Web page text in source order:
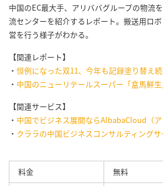
中国のEC最大手、アリババグループの物流
流センターを紹介するレポート。搬送用ロ
営を行う様子がわかる。
【関連レポート】
・ 恒例になった双11、今年も記録塗り替え
・ 中国のニューリテールスーパー「盒馬鮮生
【関連サービス】
・ 中国でビジネス展開ならAlbabaCloud（ア
・ クララの中国ビジネスコンサルティングサ
料金
無料